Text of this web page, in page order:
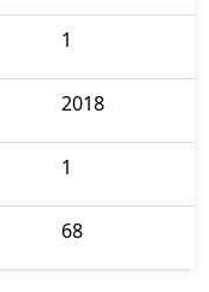
1
2018
1
68